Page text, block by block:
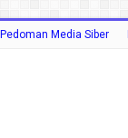
Pedoman Media Siber